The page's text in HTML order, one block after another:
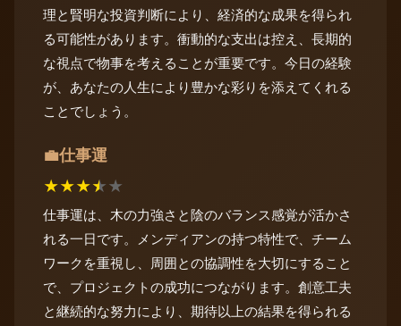
理と賢明な投資判断により、経済的な成果を得られ
る可能性があります。衝動的な支出は控え、長期的
な視点で物事を考えることが重要です。今日の経験
が、あなたの人生により豊かな彩りを添えてくれる
ことでしょう。
💼仕事運
★★★★★
仕事運は、木の力強さと陰のバランス感覚が活かさ
れる一日です。メンディアンの持つ特性で、チーム
ワークを重視し、周囲との協調性を大切にすること
で、プロジェクトの成功につながります。創意工夫
と継続的な努力により、期待以上の結果を得られる